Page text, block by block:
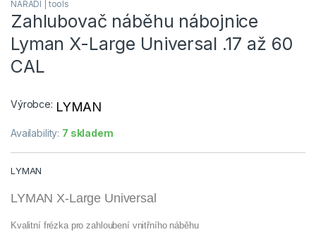
NÁŘADÍ | tools
Zahlubovač náběhu nábojnice
Lyman X-Large Universal .17 až 60
CAL
Výrobce: LYMAN
Availability: 7 skladem
LYMAN
LYMAN X-Large Universal
Kvalitní frézka pro zahloubení vnitřního náběhu